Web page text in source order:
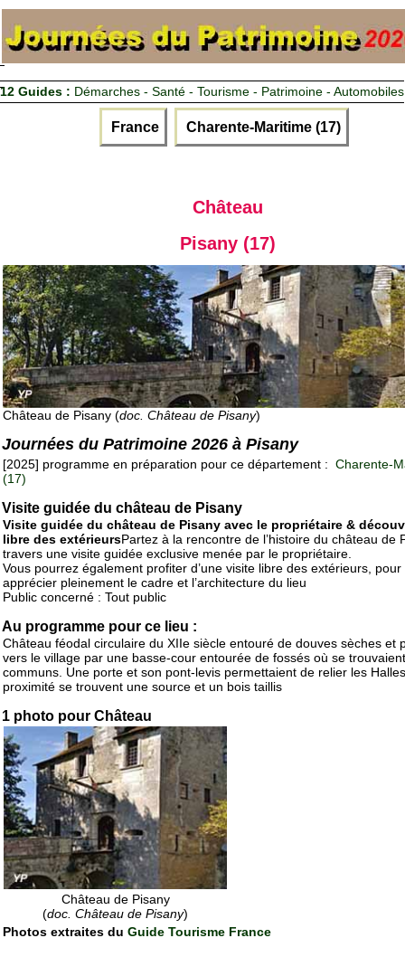
12 Guides : Démarches - Santé - Tourisme - Patrimoine - Automobiles
France Charente-Maritime (17)
Château
Pisany (17)
Château de Pisany (doc. Château de Pisany)
Journées du Patrimoine 2026 à Pisany
[2025] programme en préparation pour ce département : Charente-
(17)
Visite guidée du château de Pisany
Visite guidée du château de Pisany avec le propriétaire &
libre des extérieursPartez à la rencontre de l’histoire du château de
travers une visite guidée exclusive menée par le propriétaire.
Vous pourrez également profiter d’une visite libre des extérieurs, pour
apprécier pleinement le cadre et l’architecture du lieu
Public concerné : Tout public
Au programme pour ce lieu :
Château féodal circulaire du XIIe siècle entouré de douves sèches et
vers le village par une basse-cour entourée de fossés où se
communs. Une porte et son pont-levis permettaient de relier les
proximité se trouvent une source et un bois taillis
1 photo pour Château
Château de Pisany
(doc. Château de Pisany)
Photos extraites du Guide Tourisme France